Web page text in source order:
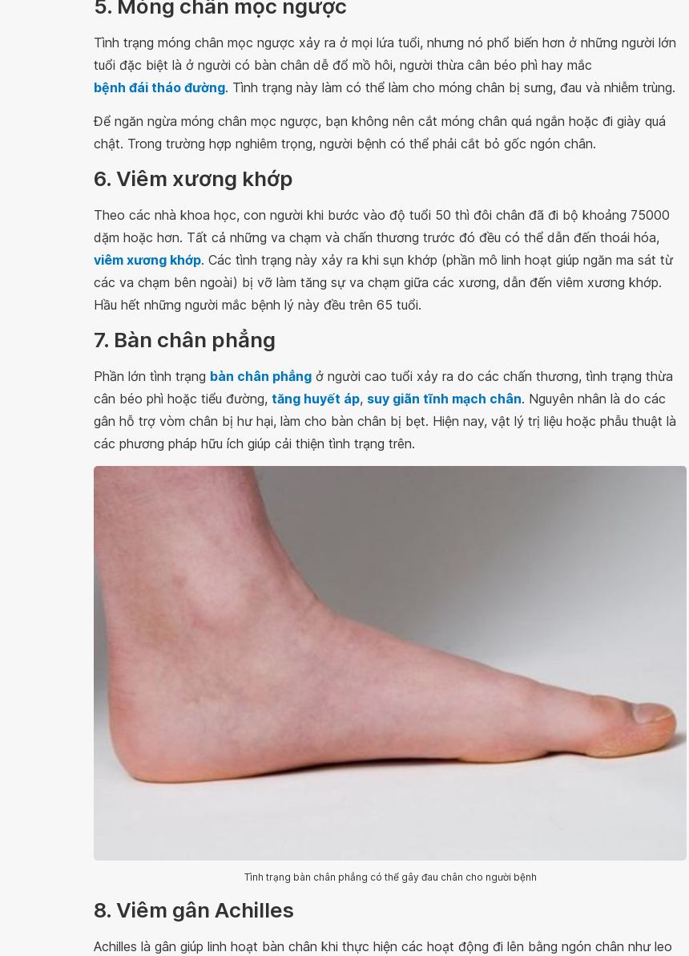
5. Móng chân mọc ngược
Tình trạng móng chân mọc ngược xảy ra ở mọi lứa tuổi, nhưng nó phổ biến hơn ở những người lớn
tuổi đặc biệt là ở người có bàn chân dễ đổ mồ hôi, người thừa cân béo phì hay mắc
bệnh đái tháo đường. Tình trạng này làm có thể làm cho móng chân bị sưng, đau và nhiễm trùng.
Để ngăn ngừa móng chân mọc ngược, bạn không nên cắt móng chân quá ngắn hoặc đi giày quá
chật. Trong trường hợp nghiêm trọng, người bệnh có thể phải cắt bỏ gốc ngón chân.
6. Viêm xương khớp
Theo các nhà khoa học, con người khi bước vào độ tuổi 50 thì đôi chân đã đi bộ khoảng 75000
dặm hoặc hơn. Tất cả những va chạm và chấn thương trước đó đều có thể dẫn đến thoái hóa,
viêm xương khớp. Các tình trạng này xảy ra khi sụn khớp (phần mô linh hoạt giúp ngăn ma sát từ
các va chạm bên ngoài) bị vỡ làm tăng sự va chạm giữa các xương, dẫn đến viêm xương khớp.
Hầu hết những người mắc bệnh lý này đều trên 65 tuổi.
7. Bàn chân phẳng
Phần lớn tình trạng bàn chân phẳng ở người cao tuổi xảy ra do các chấn thương, tình trạng thừa
cân béo phì hoặc tiểu đường, tăng huyết áp, suy giãn tĩnh mạch chân. Nguyên nhân là do các
gân hỗ trợ vòm chân bị hư hại, làm cho bàn chân bị bẹt. Hiện nay, vật lý trị liệu hoặc phẫu thuật là
các phương pháp hữu ích giúp cải thiện tình trạng trên.
Tình trạng bàn chân phẳng có thể gây đau chân cho người bệnh
8. Viêm gân Achilles
Achilles là gân giúp linh hoạt bàn chân khi thực hiện các hoạt động đi lên bằng ngón chân như leo